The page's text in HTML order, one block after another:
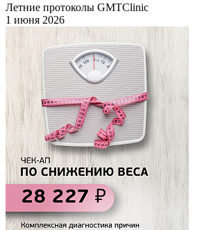
Летние протоколы GMTClinic
1 июня 2026